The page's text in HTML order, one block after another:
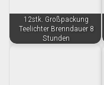
12stk. Großpackung
Teelichter Brenndauer 8
Stunden